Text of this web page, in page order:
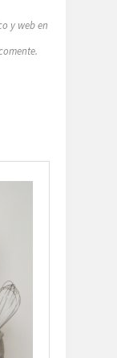
y web en